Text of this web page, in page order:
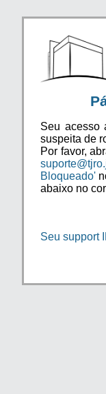
Seu acesso
suspeita de
Por favor,
Bloqueado'
abaixo no
Seu support